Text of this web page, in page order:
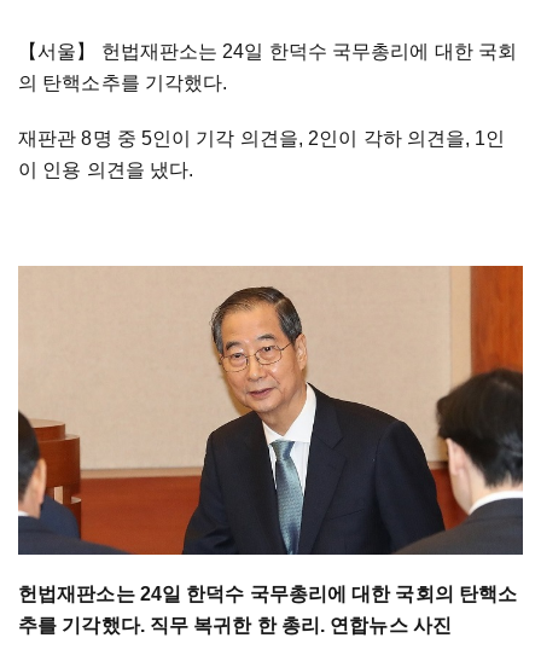
【서울】
헌법재판소는 24일 한덕수 국무총리에 대한 국회
의 탄핵소추를 기각했다.
재판관 8명 중 5인이 기각 의견을, 2인이 각하 의견을, 1인
이 인용 의견을 냈다.
헌법재판소는 24일 한덕수 국무총리에 대한 국회의 탄핵소
추를 기각했다. 직무 복귀한 한 총리. 연합뉴스 사진